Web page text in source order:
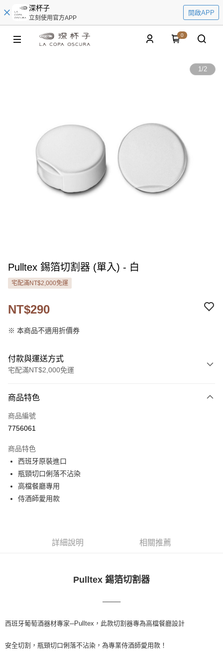
深杯子
立刻使用官方APP
開啟APP
0
1/2
Pulltex 錫箔切割器 (單入) - 白
宅配滿NT$2,000免運
NT$290
※ 本商品不適用折價券
付款與運送方式
宅配滿NT$2,000免運
信用卡一次付款
LINE Pay
街口支付
悠遊付
Google Pay
１．簡單：不需註冊會員、不需綁卡、不需儲值。
３．安心：先確認商品／服務後，再付款。
【「AFTEE先享後付」結帳流程】
１．於結帳方式選擇「AFTEE先享後付」後，將跳轉至「AFTEE先享後付」
２．訂單成立數日內，您將收到繳費通知簡訊。
本島宅配
商品特色
商品編號
7756061
商品特色
西班牙原裝進口
瓶頸切口俐落不沾染
高檔餐廳專用
侍酒師愛用款
詳細說明 相關推薦
Pulltex 錫箔切割器
────
西班牙葡萄酒器材專家─Pulltex，此款切割器專為高檔餐廳設計
安全切割，瓶頸切口俐落不沾染，為專業侍酒師愛用款！